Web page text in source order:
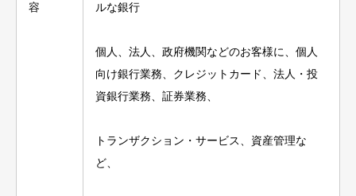
容
ルな銀行
個人、法人、政府機関などのお客様に、個人
向け銀行業務、クレジットカード、法人・投
資銀行業務、証券業務、
トランザクション・サービス、資産管理な
ど、